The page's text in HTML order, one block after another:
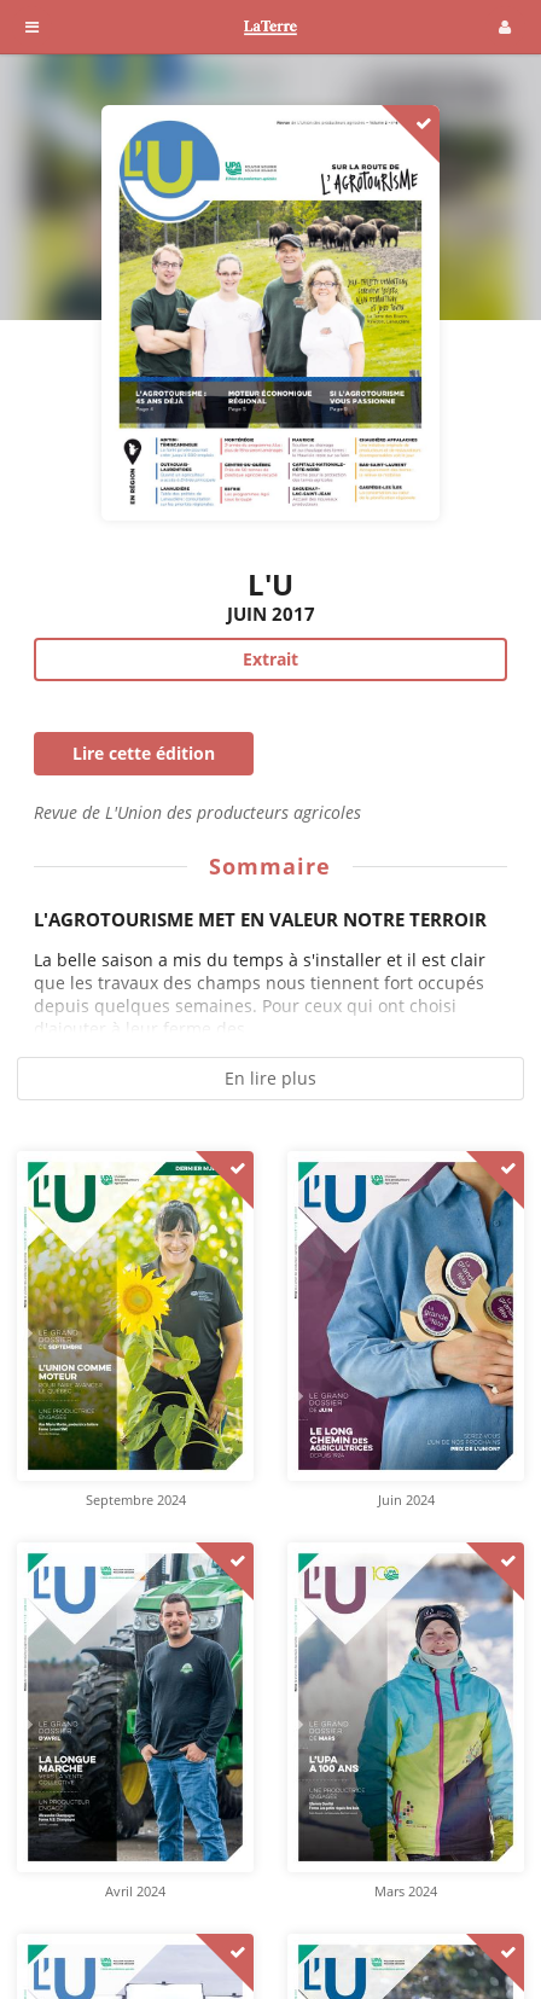
L'U
JUIN 2017
Extrait
Lire cette édition
Revue de L'Union des producteurs agricoles
Sommaire
L'AGROTOURISME MET EN VALEUR NOTRE TERROIR
La belle saison a mis du temps à s'installer et il est clair
que les travaux des champs nous tiennent fort occupés
depuis quelques semaines. Pour ceux qui ont choisi
d'ajouter à leur ferme des...
En lire plus
Septembre 2024 Juin 2024
Avril 2024 Mars 2024